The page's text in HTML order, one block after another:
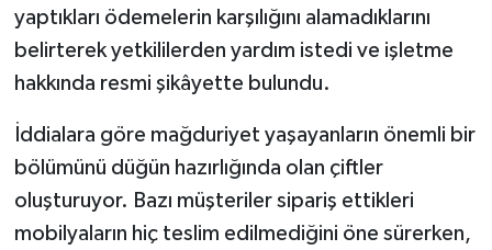
yaptıkları ödemelerin karşılığını alamadıklarını
belirterek yetkililerden yardım istedi ve işletme
hakkında resmi şikâyette bulundu.
İddialara göre mağduriyet yaşayanların önemli bir
bölümünü düğün hazırlığında olan çiftler
oluşturuyor. Bazı müşteriler sipariş ettikleri
mobilyaların hiç teslim edilmediğini öne sürerken,